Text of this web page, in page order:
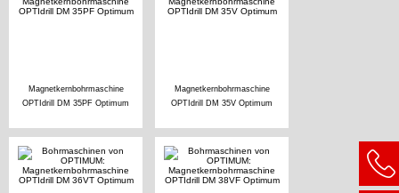
Magnetkernbohrmaschine
OPTIdrill DM 35PF Optimum
Magnetkernbohrmaschine
OPTIdrill DM 35V Optimum